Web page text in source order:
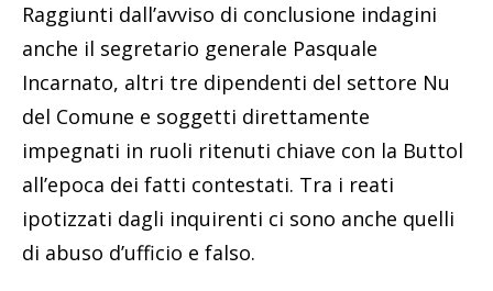
Raggiunti dall’avviso di conclusione indagini
anche il segretario generale Pasquale
Incarnato, altri tre dipendenti del settore Nu
del Comune e soggetti direttamente
impegnati in ruoli ritenuti chiave con la Buttol
all’epoca dei fatti contestati. Tra i reati
ipotizzati dagli inquirenti ci sono anche quelli
di abuso d’ufficio e falso.